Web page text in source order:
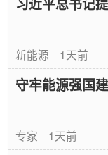
新能源 1天前
守牢能源强国
专家 1天前